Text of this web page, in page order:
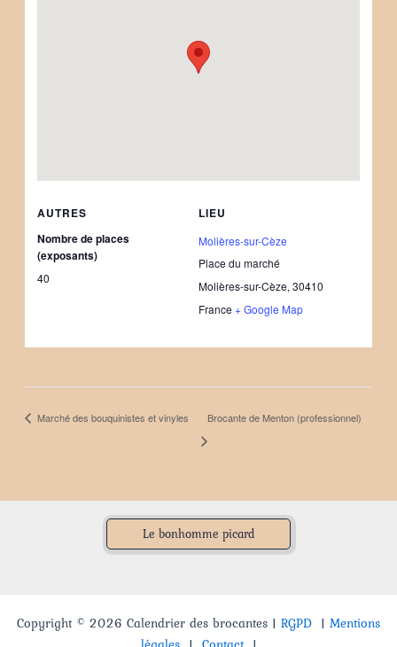
LIEU
Molières-sur-Cèze
Place du marché
Molières-sur-Cèze, 30410
France + Google Map
AUTRES
Nombre de places
(exposants)
40
Marché des bouquinistes et vinyles Brocante de Menton (professionnel)
Le bonhomme picard
Copyright © 2026 Calendrier des brocantes | RGPD | Mentions